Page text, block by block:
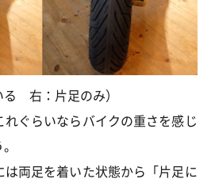
る 右：片足のみ）
ぐらいならバイクの重さを感じ
両足を着いた状態から「片足に